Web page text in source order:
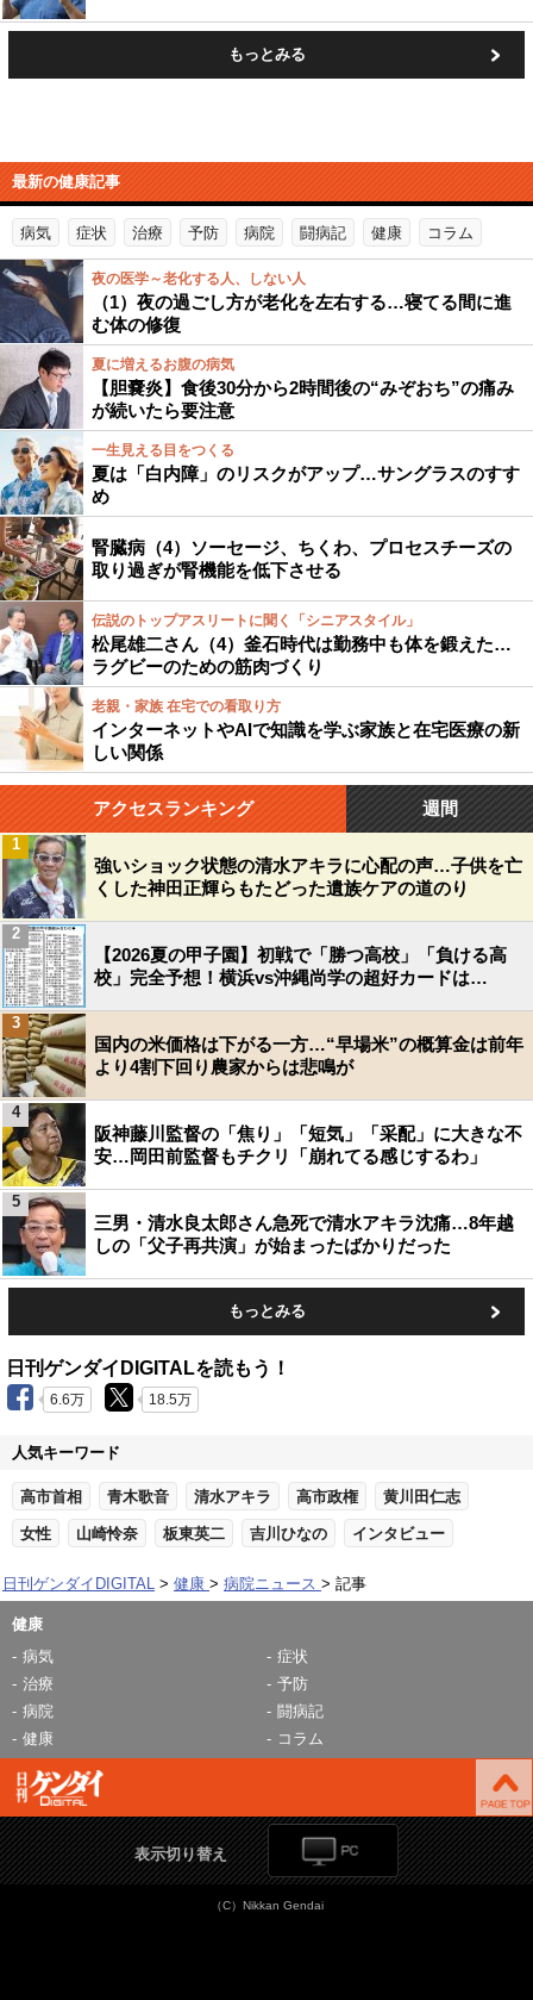
もっとみる
最新の健康記事
病気 症状 治療 予防 病院 闘病記 健康 コラム
夜の医学～老化する人、しない人
（1）夜の過ごし方が老化を左右する…寝てる間に進
む体の修復
夏に増えるお腹の病気
【胆嚢炎】食後30分から2時間後の“みぞおち”の痛み
が続いたら要注意
一生見える目をつくる
夏は「白内障」のリスクがアップ…サングラスのすす
め
腎臓病（4）ソーセージ、ちくわ、プロセスチーズの
取り過ぎが腎機能を低下させる
伝説のトップアスリートに聞く「シニアスタイル」
松尾雄二さん（4）釜石時代は勤務中も体を鍛えた…
ラグビーのための筋肉づくり
老親・家族 在宅での看取り方
インターネットやAIで知識を学ぶ家族と在宅医療の新
しい関係
アクセスランキング 週間
強いショック状態の清水アキラに心配の声…子供を亡
くした神田正輝らもたどった遺族ケアの道のり
1
【2026夏の甲子園】初戦で「勝つ高校」「負ける高
校」完全予想！横浜vs沖縄尚学の超好カードは…
2
国内の米価格は下がる一方…“早場米”の概算金は前年
より4割下回り農家からは悲鳴が
3
阪神藤川監督の「焦り」「短気」「采配」に大きな不
安…岡田前監督もチクリ「崩れてる感じするわ」
4
三男・清水良太郎さん急死で清水アキラ沈痛…8年越
しの「父子再共演」が始まったばかりだった
5
もっとみる
日刊ゲンダイDIGITALを読もう！
6.6万 18.5万
人気キーワード
高市首相 青木歌音 清水アキラ 高市政権 黄川田仁志
女性 山崎怜奈 板東英二 吉川ひなの インタビュー
日刊ゲンダイDIGITAL 健康 病院ニュース 記事
健康
病気
症状
治療
予防
病院
闘病記
健康
コラム
表示切り替え
（C）Nikkan Gendai